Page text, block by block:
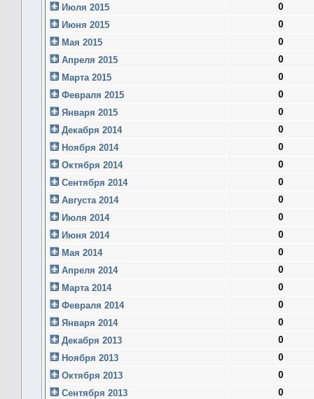
Июля 2015
0
Июня 2015
0
Мая 2015
0
Апреля 2015
0
Марта 2015
0
Февраля 2015
0
Января 2015
0
Декабря 2014
0
Ноября 2014
0
Октября 2014
0
Сентября 2014
0
Августа 2014
0
Июля 2014
0
Июня 2014
0
Мая 2014
0
Апреля 2014
0
Марта 2014
0
Февраля 2014
0
Января 2014
0
Декабря 2013
0
Ноября 2013
0
Октября 2013
0
Сентября 2013
0